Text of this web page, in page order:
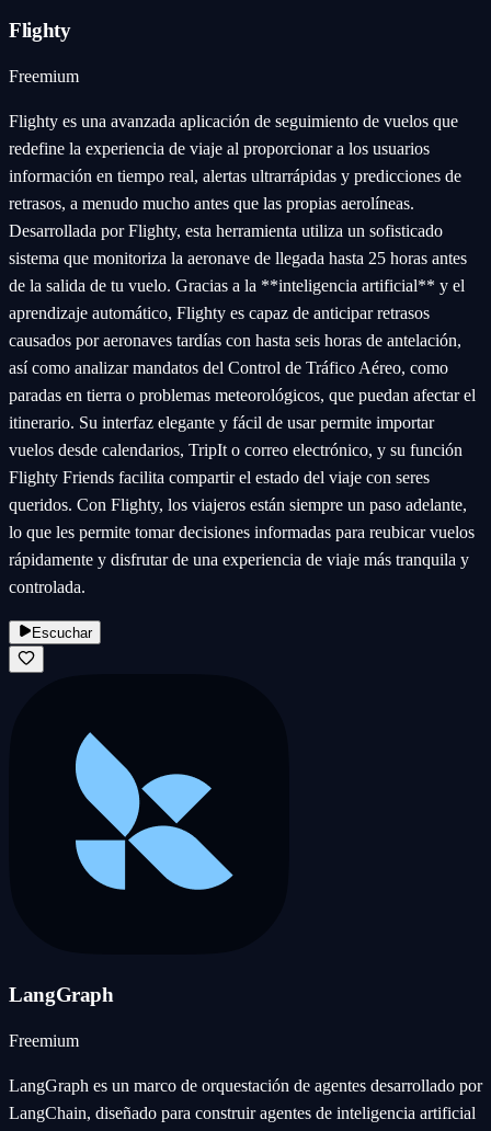
Flighty
Freemium
Flighty es una avanzada aplicación de seguimiento de vuelos que
redefine la experiencia de viaje al proporcionar a los usuarios
información en tiempo real, alertas ultrarrápidas y predicciones de
retrasos, a menudo mucho antes que las propias aerolíneas.
Desarrollada por Flighty, esta herramienta utiliza un sofisticado
sistema que monitoriza la aeronave de llegada hasta 25 horas antes
de la salida de tu vuelo. Gracias a la **inteligencia artificial** y el
aprendizaje automático, Flighty es capaz de anticipar retrasos
causados por aeronaves tardías con hasta seis horas de antelación,
así como analizar mandatos del Control de Tráfico Aéreo, como
paradas en tierra o problemas meteorológicos, que puedan afectar el
itinerario. Su interfaz elegante y fácil de usar permite importar
vuelos desde calendarios, TripIt o correo electrónico, y su función
Flighty Friends facilita compartir el estado del viaje con seres
queridos. Con Flighty, los viajeros están siempre un paso adelante,
lo que les permite tomar decisiones informadas para reubicar vuelos
rápidamente y disfrutar de una experiencia de viaje más tranquila y
controlada.
Escuchar
LangGraph
Freemium
LangGraph es un marco de orquestación de agentes desarrollado por
LangChain, diseñado para construir agentes de inteligencia artificial